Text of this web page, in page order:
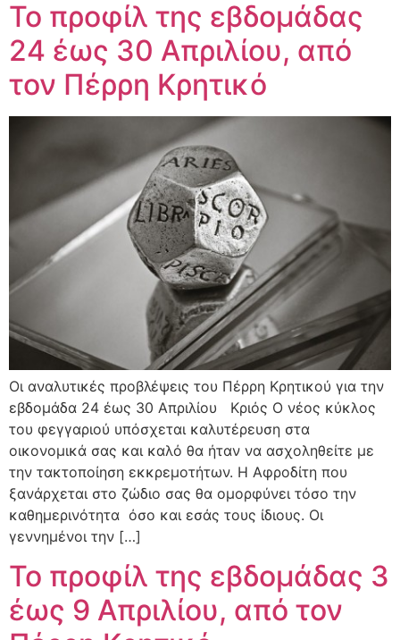
Το προφίλ της εβδομάδας
24 έως 30 Απριλίου, από
τον Πέρρη Κρητικό
Οι αναλυτικές προβλέψεις του Πέρρη Κρητικού για την
εβδομάδα 24 έως 30 Απριλίου Κριός Ο νέος κύκλος
του φεγγαριού υπόσχεται καλυτέρευση στα
οικονομικά σας και καλό θα ήταν να ασχοληθείτε με
την τακτοποίηση εκκρεμοτήτων. Η Αφροδίτη που
ξανάρχεται στο ζώδιο σας θα ομορφύνει τόσο την
καθημερινότητα όσο και εσάς τους ίδιους. Οι
γεννημένοι την […]
Το προφίλ της εβδομάδας 3
έως 9 Απριλίου, από τον